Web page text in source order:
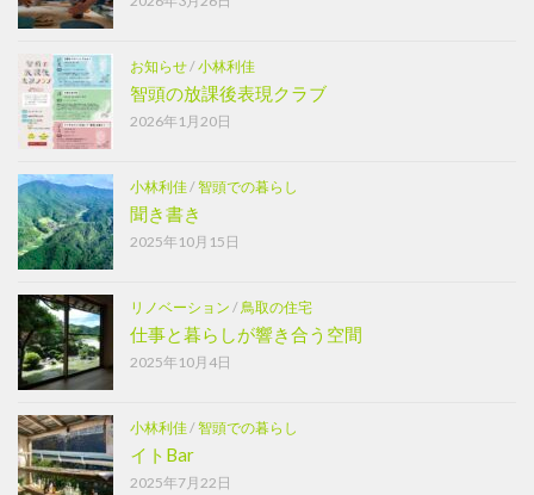
お知らせ/小林利佳
智頭の放課後表現クラブ
2026年1月20日
小林利佳/智頭での暮らし
聞き書き
2025年10月15日
リノベーション /鳥取の住宅
仕事と暮らしが響き合う空間
2025年10月4日
小林利佳/智頭での暮らし
イトBar
2025年7月22日